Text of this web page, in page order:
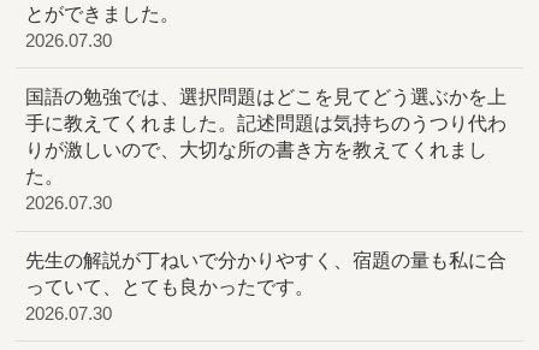
とができました。
2026.07.30
国語の勉強では、選択問題はどこを見てどう選ぶかを上
手に教えてくれました。記述問題は気持ちのうつり代わ
りが激しいので、大切な所の書き方を教えてくれまし
た。
2026.07.30
先生の解説が丁ねいで分かりやすく、宿題の量も私に合
っていて、とても良かったです。
2026.07.30